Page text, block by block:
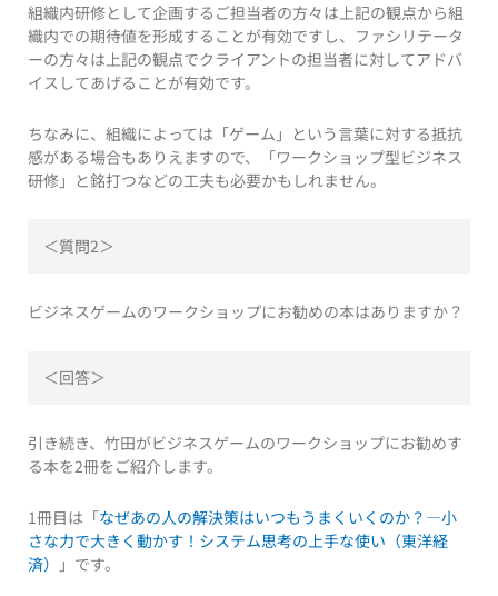
組織内研修として企画するご担当者の方々は上記の観点から組
織内での期待値を形成することが有効ですし、ファシリテータ
ーの方々は上記の観点でクライアントの担当者に対してアドバ
イスしてあげることが有効です。
ちなみに、組織によっては「ゲーム」という言葉に対する抵抗
感がある場合もありえますので、「ワークショップ型ビジネス
研修」と銘打つなどの工夫も必要かもしれません。
＜質問2＞
ビジネスゲームのワークショップにお勧めの本はありますか？
＜回答＞
引き続き、竹田がビジネスゲームのワークショップにお勧めす
る本を2冊をご紹介します。
1冊目は「なぜあの人の解決策はいつもうまくいくのか？―小
さな力で大きく動かす！システム思考の上手な使い（東洋経
済）
」です。